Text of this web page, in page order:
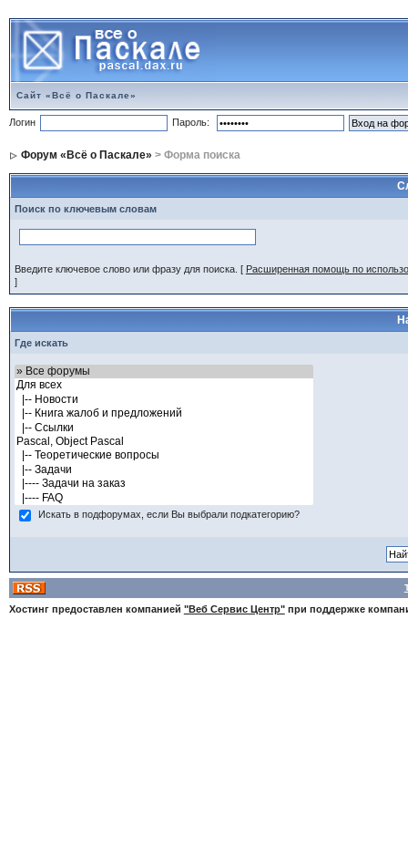
Сайт «Всё о Паскале»
Логин Пароль:
Форум «Всё о Паскале» > Форма поиска
Поиск по ключевым словам
Введите ключевое слово или фразу для поиска. [ Расширенная помощь по
]
Где искать
Искать в подфорумах, если Вы выбрали подкатегорию?
Хостинг предоставлен компанией "Веб Сервис Центр"при поддержке